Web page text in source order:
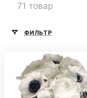
71 товар
ФИЛЬТР